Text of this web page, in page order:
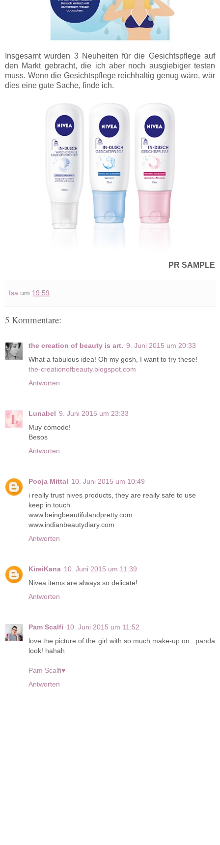
Insgesamt wurden 3 Neuheiten für die Gesichtspflege auf
den Markt gebracht, die ich aber noch ausgiebiger testen
muss. Wenn die Gesichtspflege reichhaltig genug wäre, wär
dies eine gute Sache, finde ich.
PR SAMPLE
Isa um 19:59
5 Kommentare:
the creation of beauty is art. 9. Juni 2015 um 20:33
What a fabulous idea! Oh my gosh, I want to try these!
the-creationofbeauty.blogspot.com
Antworten
Lunabel 9. Juni 2015 um 23:33
Muy cómodo!
Besos
Antworten
Pooja Mittal 10. Juni 2015 um 10:49
i really trust nives products, they are really safe to use
keep in touch
www.beingbeautifulandpretty.com
www.indianbeautydiary.com
Antworten
KireiKana 10. Juni 2015 um 11:39
Nivea items are always so delicate!
Antworten
Pam Scalfi 10. Juni 2015 um 11:52
love the picture of the girl with so much make-up on...panda
look! hahah
Pam Scalfi♥
Antworten